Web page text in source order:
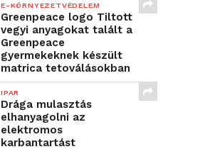
E-KÖRNYEZETVÉDELEM
Greenpeace logo Tiltott
vegyi anyagokat talált a
Greenpeace
gyermekeknek készült
matrica tetoválásokban
IPAR
Drága mulasztás
elhanyagolni az
elektromos
karbantartást